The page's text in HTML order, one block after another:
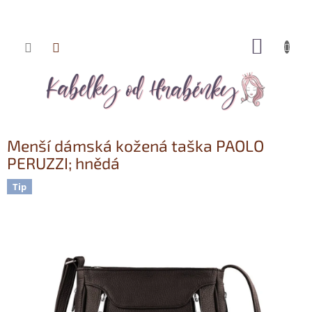
Přejít
Menší dámská kožená taška PAOLO
PERUZZI; hnědá
Tip